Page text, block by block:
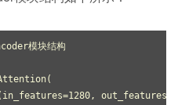
模块结构
(
in_features=1280, out_features